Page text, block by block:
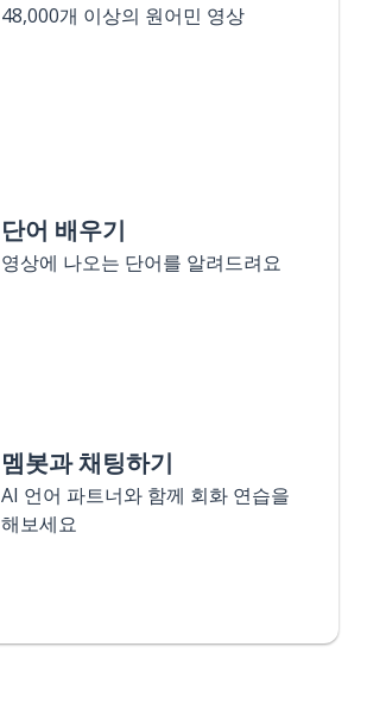
48,000개 이상의 원어민 영상
단어 배우기
영상에 나오는 단어를 알려드려요
멤봇과 채팅하기
AI 언어 파트너와 함께 회화 연습을
해보세요